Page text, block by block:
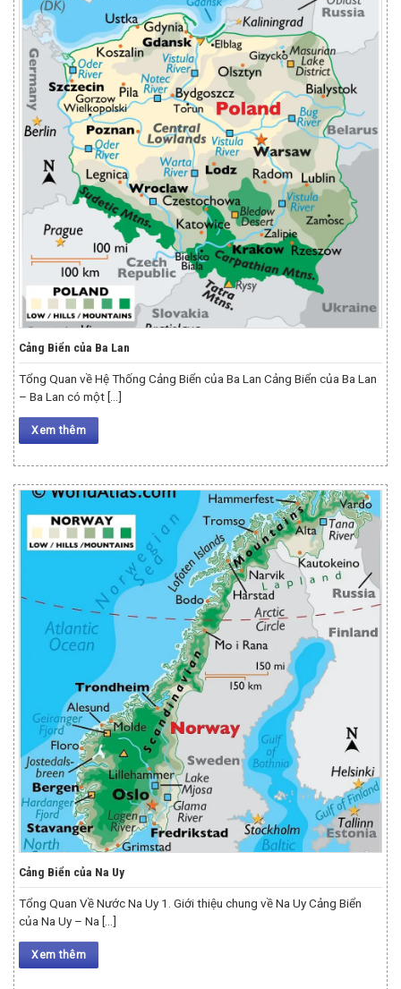
Cảng Biển của Ba Lan
Tổng Quan về Hệ Thống Cảng Biển của Ba Lan Cảng Biển của Ba Lan
– Ba Lan có một [...]
Xem thêm
Cảng Biển của Na Uy
Tổng Quan Về Nước Na Uy 1. Giới thiệu chung về Na Uy Cảng Biển
của Na Uy – Na [...]
Xem thêm